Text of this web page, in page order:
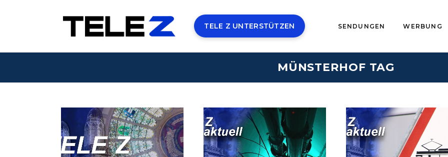
TELE Z UNTERSTÜTZEN SENDUNGEN WERBUNG
MÜNSTERHOF TAG